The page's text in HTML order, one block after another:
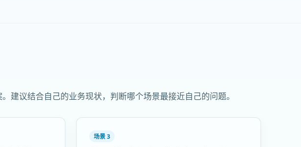
建议结合自己的业务现状，判断哪个场景最接近自己的问题。
场景 3